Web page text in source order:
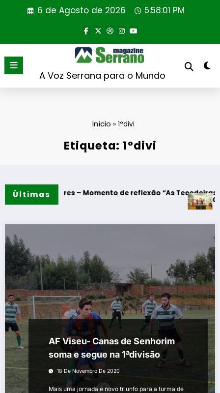
6 de Agosto de 2026 5:58:02 PM
A Voz Serrana para o Mundo
Início » 1ºdivi
Etiqueta: 1ºdivi
Últimas
Algodres – Momento de reflexão “As Tecedeiras – Uma
Guarda –
AF Viseu- Canas de Senhorim
soma e segue na 1ªdivisão
18 De Novembro De 2020
Mais uma jornada e novo triunfo para a turma de